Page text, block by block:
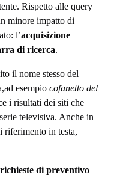
Rispetto alle query
minore impatto di
l’acquisizione
di ricerca.
il nome stesso del
esempiocofanetto del
i risultati dei siti che
televisiva. Anche in
riferimento in testa,
di preventivo